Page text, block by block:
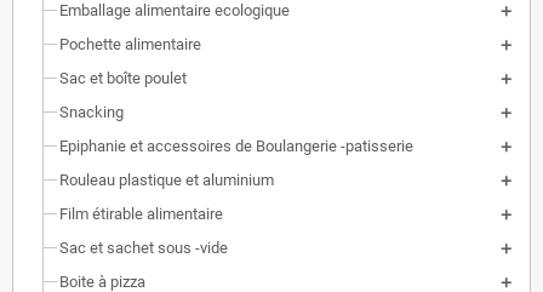
Emballage alimentaire ecologique
Pochette alimentaire
Sac et boîte poulet
Snacking
Epiphanie et accessoires de Boulangerie -patisserie
Rouleau plastique et aluminium
Film étirable alimentaire
Sac et sachet sous -vide
Boite à pizza